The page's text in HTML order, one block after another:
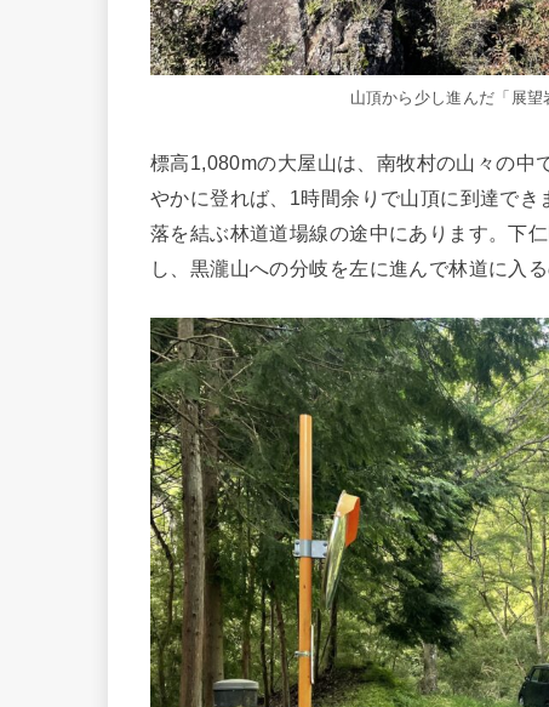
山頂から少し進んだ「展望
標高1,080mの大屋山は、南牧村の山々の中
やかに登れば、1時間余りで山頂に到達で
落を結ぶ林道道場線の途中にあります。下
し、黒瀧山への分岐を左に進んで林道に入